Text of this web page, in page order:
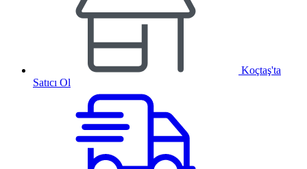
Koçtaş'ta
Satıcı Ol